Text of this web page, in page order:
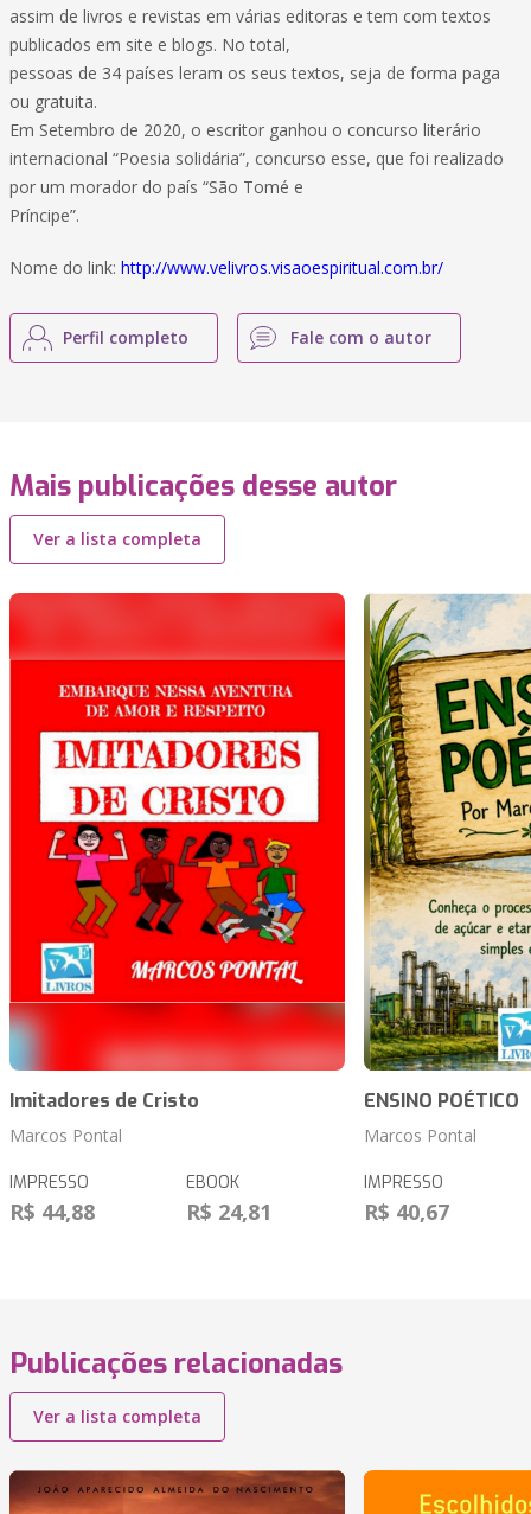
assim de livros e revistas em várias editoras e tem com textos
publicados em site e blogs. No total,
pessoas de 34 países leram os seus textos, seja de forma paga
ou gratuita.
Em Setembro de 2020, o escritor ganhou o concurso literário
internacional “Poesia solidária”, concurso esse, que foi realizado
por um morador do país “São Tomé e
Príncipe”.
Nome do link: http://www.velivros.visaoespiritual.com.br/
Perfil completo Fale com o autor
Mais publicações desse autor
Ver a lista completa
Imitadores de Cristo
Marcos Pontal
IMPRESSO
R$ 44,88
EBOOK
R$ 24,81
ENSINO POÉTICO
Marcos Pontal
IMPRESSO
R$ 40,67
Publicações relacionadas
Ver a lista completa